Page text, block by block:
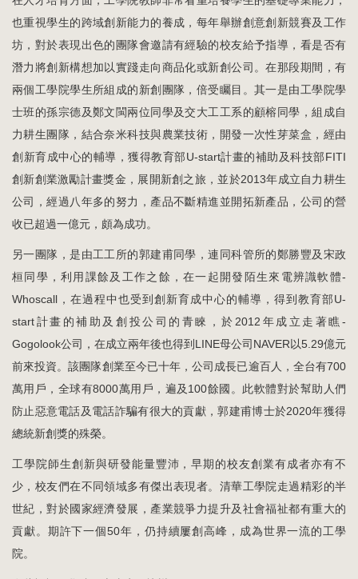
也重視學生的跨域創新能力的養成，每年舉辦創意創新競賽及工作
坊，對於表現出色的團隊會邀請有經驗的校友給予指導，看是否有
潛力將創新構想加以實踐走向商品化或新創公司。在那段期間，有
兩個工學院學生所組成的新創團隊，倍受矚目。其一是由工學院學
士班的孫宗德及鄭文閩兩位同學及交大工工系的顧榕同學，組成自
力耕生團隊，結合奈米科技與農業技術，開發一次性芽菜盒，經由
創新育成中心的輔導，獲得教育部U-start計畫的補助及科技部FITI
創新創業激勵計畫獎金，展開新創之旅，並於2013年成立自力耕生
公司，經過八年多的努力，產品不斷精進並開拓新產品，公司的營
收已超過一億元，頗為成功。
另一團隊，是由工工所的郭建甫同學，連同科管所的鄭勝豐及宋政
桓同學，利用課餘及工作之餘，在一起開發陌生來電辨識軟體-
Whoscall，在過程中也受到創新育成中心的輔導，得到教育部U-
start計畫的補助及創投公司的青睞，於2012年成立走著瞧-
Gogolook公司，在成立兩年後也得到LINE母公司NAVER以5.29億元
前來投資。該團隊創業至今已十年，公司成長已逾百人，全台有700
萬用戶，全球有8000萬用戶，遍及100餘國。此軟體對於幫助人們
防止惡意電話及電話詐騙有很大的貢獻，郭建甫博士於2020年獲得
總統新創獎的殊榮。
工學院師生創新與研發能量豐沛，早期的校友創業有成者亦有不
少，校友們在不同領域多有傑出表現者。清華工學院走過精彩的半
世紀，對於國家經濟發展，產業競爭力提升及社會福祉都有重大的
貢獻。期許下一個50年，仍持續屢創高峰，成為世界一流的工學
院。